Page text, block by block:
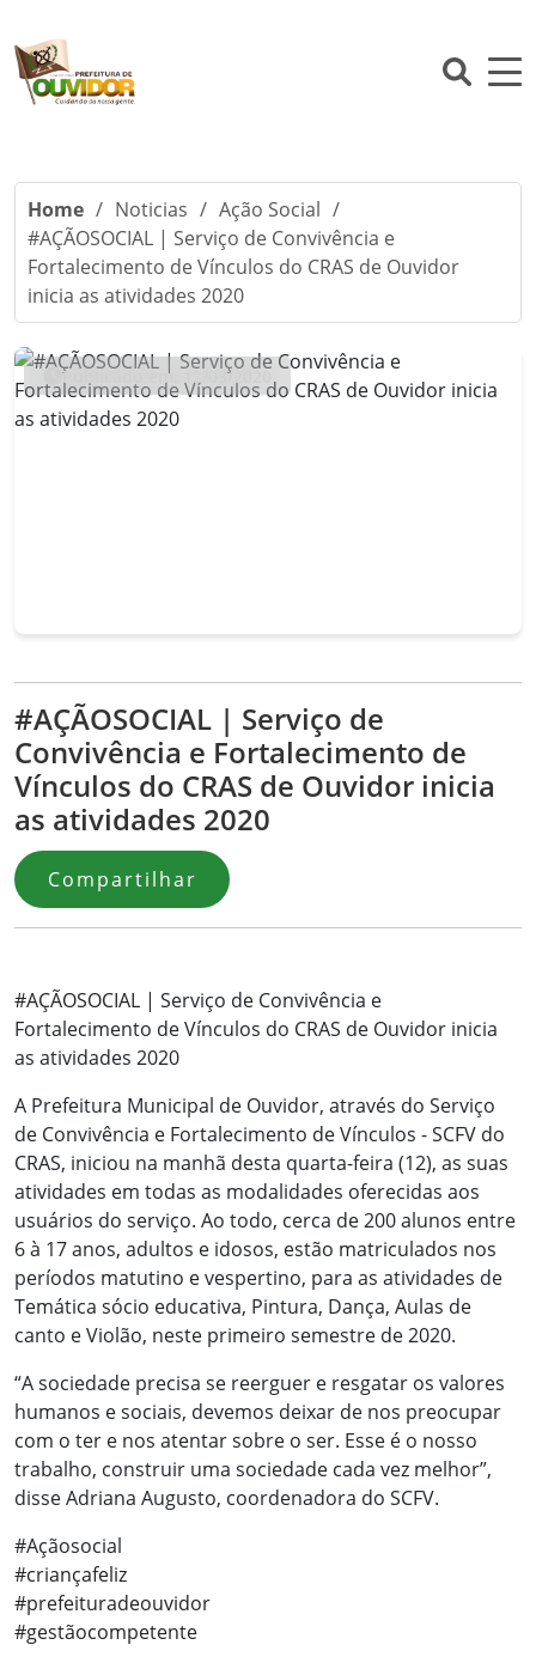
Home / Noticias / Ação Social /
#AÇÃOSOCIAL | Serviço de Convivência e
Fortalecimento de Vínculos do CRAS de Ouvidor
inicia as atividades 2020
Publicado em: 12/03/2020
#AÇÃOSOCIAL | Serviço de
Convivência e Fortalecimento de
Vínculos do CRAS de Ouvidor inicia
as atividades 2020
Compartilhar
#AÇÃOSOCIAL | Serviço de Convivência e
Fortalecimento de Vínculos do CRAS de Ouvidor inicia
as atividades 2020
A Prefeitura Municipal de Ouvidor, através do Serviço
de Convivência e Fortalecimento de Vínculos - SCFV do
CRAS, iniciou na manhã desta quarta-feira (12), as suas
atividades em todas as modalidades oferecidas aos
usuários do serviço. Ao todo, cerca de 200 alunos entre
6 à 17 anos, adultos e idosos, estão matriculados nos
períodos matutino e vespertino, para as atividades de
Temática sócio educativa, Pintura, Dança, Aulas de
canto e Violão, neste primeiro semestre de 2020.
“A sociedade precisa se reerguer e resgatar os valores
humanos e sociais, devemos deixar de nos preocupar
com o ter e nos atentar sobre o ser. Esse é o nosso
trabalho, construir uma sociedade cada vez melhor”,
disse Adriana Augusto, coordenadora do SCFV.
#Açãosocial
#criançafeliz
#prefeituradeouvidor
#gestãocompetente